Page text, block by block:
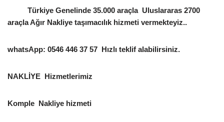
Türkiye Genelinde 35.000 araçla Uluslararas 2700
araçla Ağır Nakliye taşımacılık hizmeti vermekteyiz..
whatsApp: 0546 446 37 57 Hızlı teklif alabilirsiniz.
NAKLİYE Hizmetlerimiz
Komple Nakliye hizmeti